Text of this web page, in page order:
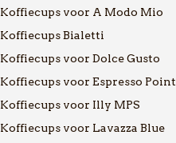
Koffiecups voor A Modo Mio
Koffiecups Bialetti
Koffiecups voor Dolce Gusto
Koffiecups voor Espresso Point
Koffiecups voor Illy MPS
Koffiecups voor Lavazza Blue